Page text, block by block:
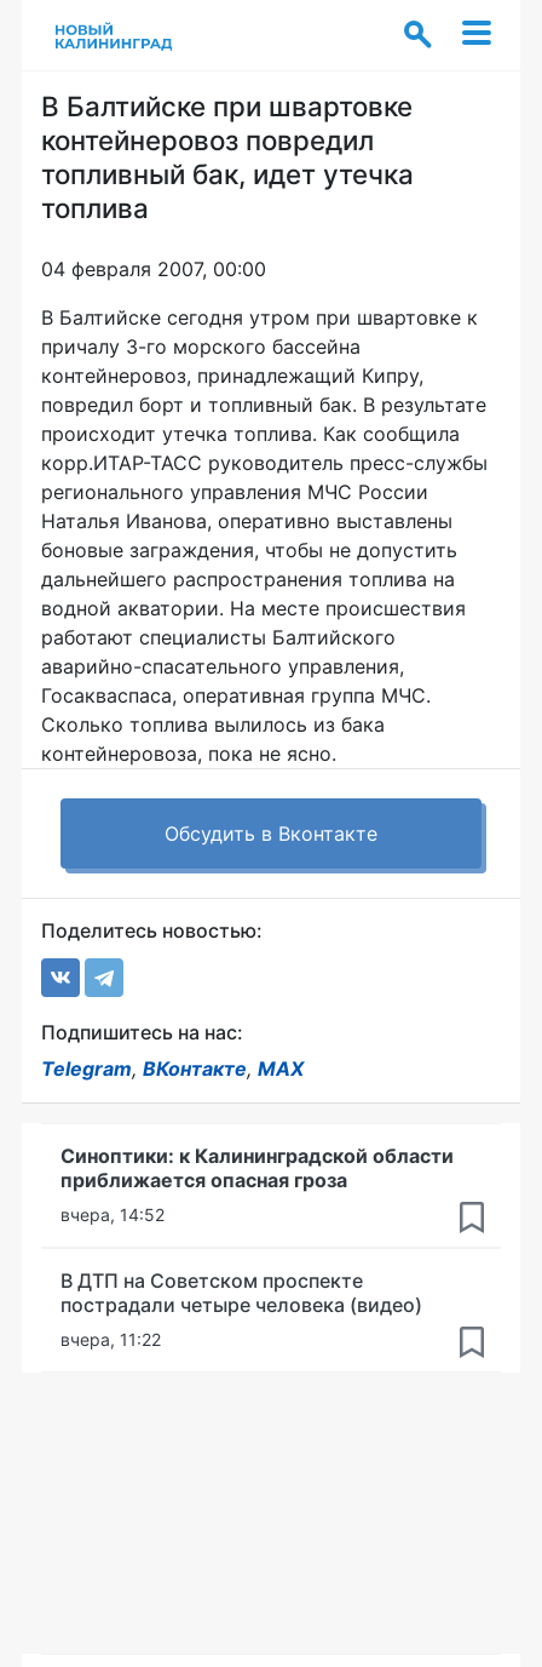
В Балтийске при швартовке
контейнеровоз повредил
топливный бак, идет утечка
топлива
04 февраля 2007, 00:00
В Балтийске сегодня утром при швартовке к
причалу 3-го морского бассейна
контейнеровоз, принадлежащий Кипру,
повредил борт и топливный бак. В результате
происходит утечка топлива. Как сообщила
корр.ИТАР-ТАСС руководитель пресс-службы
регионального управления МЧС России
Наталья Иванова, оперативно выставлены
боновые заграждения, чтобы не допустить
дальнейшего распространения топлива на
водной акватории. На месте происшествия
работают специалисты Балтийского
аварийно-спасательного управления,
Госакваспаса, оперативная группа МЧС.
Сколько топлива вылилось из бака
контейнеровоза, пока не ясно.
Обсудить в Вконтакте
Поделитесь новостью:
Подпишитесь на нас:
Telegram, ВКонтакте, MAX
Синоптики: к Калининградской области
приближается опасная гроза
вчера, 14:52
В ДТП на Советском проспекте
пострадали четыре человека (видео)
вчера, 11:22